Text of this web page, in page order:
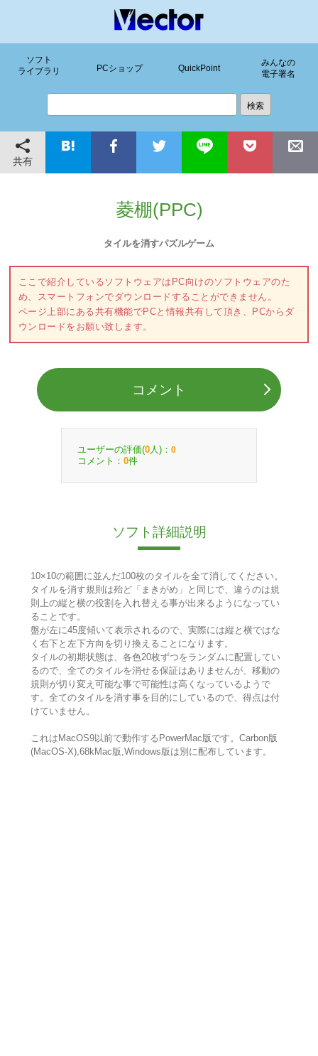
ソフト
ライブラリ
PCショップ QuickPoint
みんなの
電子署名
共有
菱棚(PPC)
タイルを消すパズルゲーム
ここで紹介しているソフトウェアはPC向けのソフトウェアのた
め、スマートフォンでダウンロードすることができません。
ページ上部にある共有機能でPCと情報共有して頂き、PCからダ
ウンロードをお願い致します。
コメント
ユーザーの評価(0 人)： 0
コメント： 0件
ソフト詳細説明
10×10の範囲に並んだ100枚のタイルを全て消してください。
タイルを消す規則は殆ど「まきがめ」と同じで、違うのは規
則上の縦と横の役割を入れ替える事が出来るようになってい
ることです。
盤が左に45度傾いて表示されるので、実際には縦と横ではな
く右下と左下方向を切り換えることになります。
タイルの初期状態は、各色20枚ずつをランダムに配置してい
るので、全てのタイルを消せる保証はありませんが、移動の
規則が切り変え可能な事で可能性は高くなっているようで
す。全てのタイルを消す事を目的にしているので、得点は付
けていません。
これはMacOS9以前で動作するPowerMac版です。Carbon版
(MacOS-X),68kMac版,Windows版は別に配布しています。